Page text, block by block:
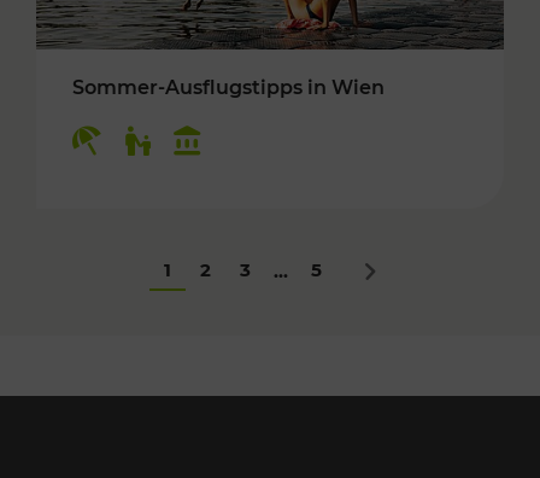
Sommer-Ausflugstipps in Wien
1 2 3 ... 5 Nächstes